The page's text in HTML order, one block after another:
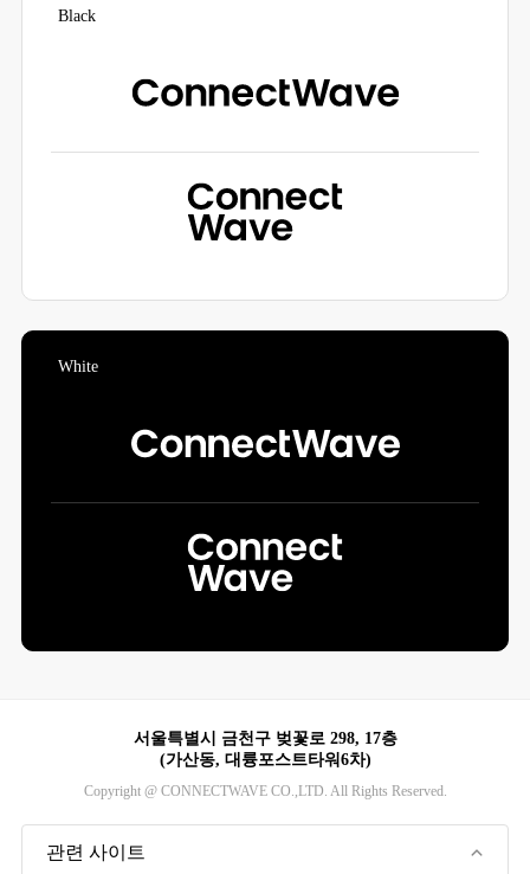
서울특별시 금천구 벚꽃로 298, 17층
(가산동, 대륭포스트타워6차)
Copyright @ CONNECTWAVE CO.,LTD. All Rights Reserved.
관련 사이트